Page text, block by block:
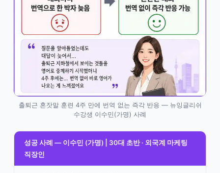
출퇴근 혼잣말 훈련 4주 만에 번역 없는 즉각 반응 — 뉴잉글리쉬
수강생 이수민(가명) 사례
성공 사례 — 이수민 (가명) | 30대 초반 · 외국계 마케팅
직장인